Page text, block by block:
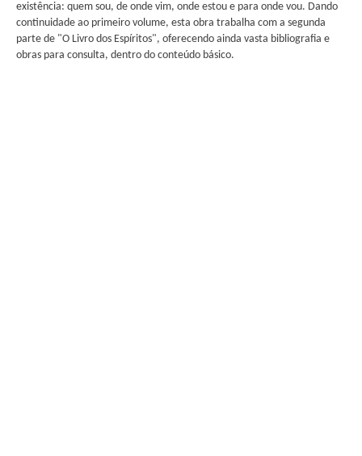
existência: quem sou, de onde vim, onde estou e para onde vou. Dando
continuidade ao primeiro volume, esta obra trabalha com a segunda
parte de "O Livro dos Espíritos", oferecendo ainda vasta bibliografia e
obras para consulta, dentro do conteúdo básico.